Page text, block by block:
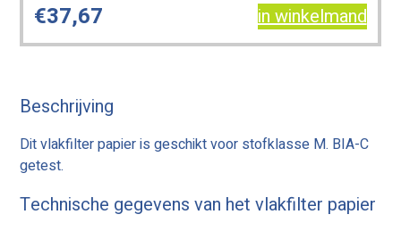
€37,67 in winkelmand
Beschrijving
Dit vlakfilter papier is geschikt voor stofklasse M. BIA-C
getest.
Technische gegevens van het vlakfilter papier